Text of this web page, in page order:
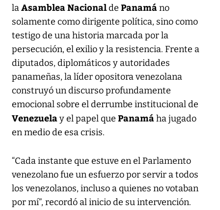
laAsamblea Nacionalde Panamáno
solamente como dirigente política, sino como
testigo de una historia marcada por la
persecución, el exilio y la resistencia. Frente a
diputados, diplomáticos y autoridades
panameñas, la líder opositora venezolana
construyó un discurso profundamente
emocional sobre el derrumbe institucional de
Venezuelay el papel que Panamáha jugado
en medio de esa crisis.
“Cada instante que estuve en el Parlamento
venezolano fue un esfuerzo por servir a todos
los venezolanos, incluso a quienes no votaban
por mí”, recordó al inicio de su intervención.